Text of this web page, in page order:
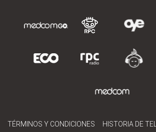
TÉRMINOS Y CONDICIONES
HISTORIA DE